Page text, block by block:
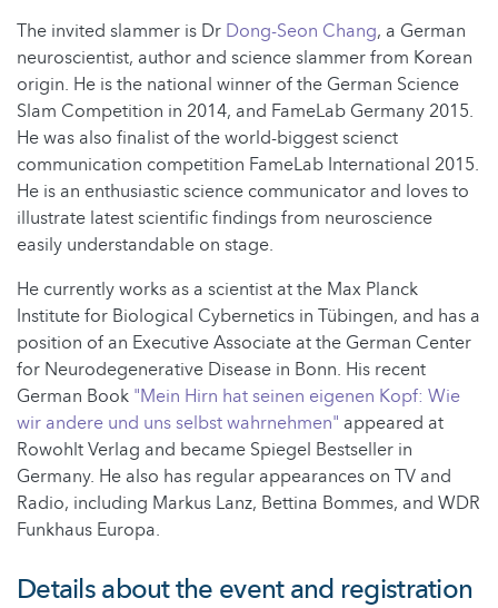
The invited slammer is Dr Dong-Seon Chang, a German
neuroscientist, author and science slammer from Korean
origin. He is the national winner of the German Science
Slam Competition in 2014, and FameLab Germany 2015.
He was also finalist of the world-biggest scienct
communication competition FameLab International 2015.
He is an enthusiastic science communicator and loves to
illustrate latest scientific findings from neuroscience
easily understandable on stage.
He currently works as a scientist at the Max Planck
Institute for Biological Cybernetics in Tübingen, and has a
position of an Executive Associate at the German Center
for Neurodegenerative Disease in Bonn. His recent
German Book "Mein Hirn hat seinen eigenen Kopf: Wie
wir andere und uns selbst wahrnehmen" appeared at
Rowohlt Verlag and became Spiegel Bestseller in
Germany. He also has regular appearances on TV and
Radio, including Markus Lanz, Bettina Bommes, and WDR
Funkhaus Europa.
Details about the event and registration